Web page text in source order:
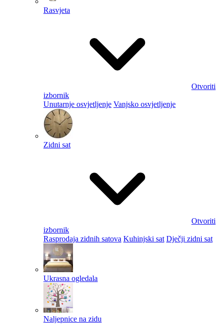
Rasvjeta
Otvoriti
izbornik
Unutarnje osvjetljenje Vanjsko osvjetljenje
Zidni sat
Otvoriti
izbornik
Rasprodaja zidnih satova Kuhinjski sat Dječji zidni sat
Ukrasna ogledala
Naljepnice na zidu